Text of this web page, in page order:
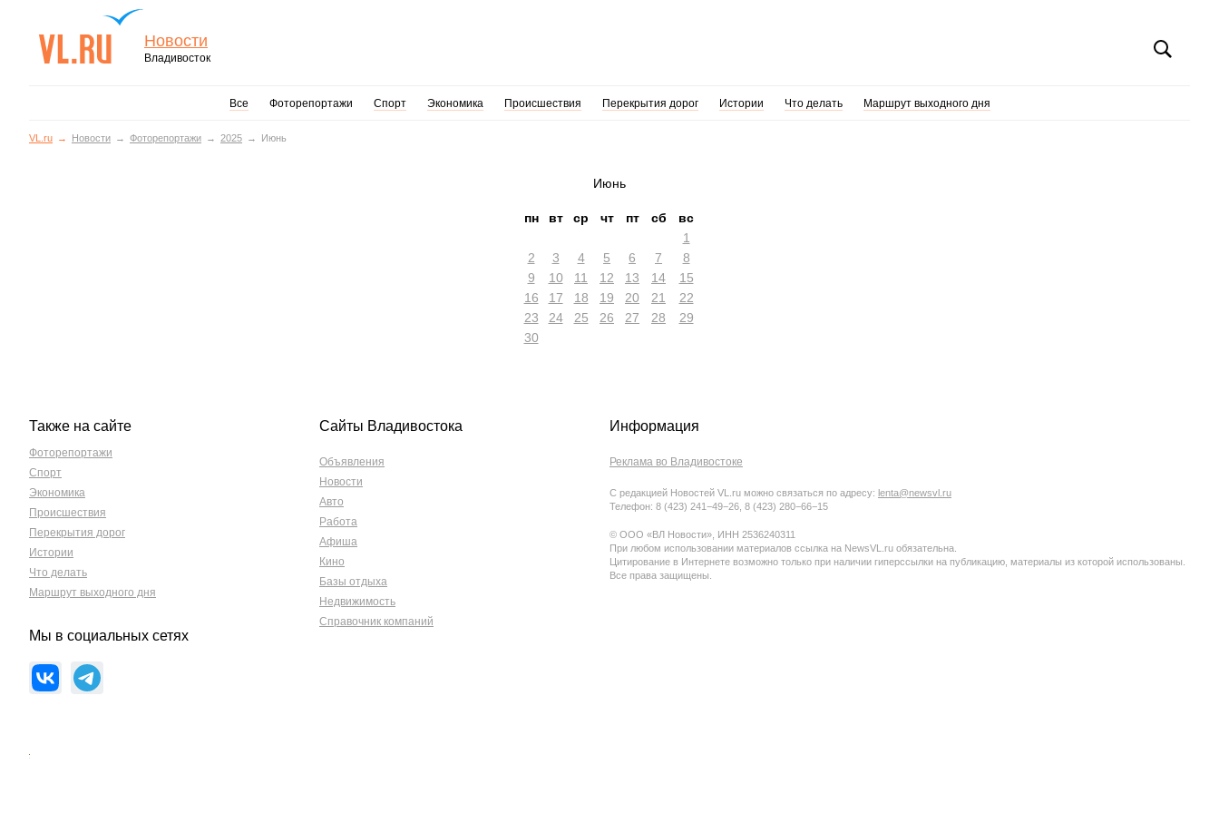
Новости
Владивосток
Все Фоторепортажи Спорт Экономика Происшествия Перекрытия дорог Истории Что делать Маршрут выходного дня
VL.ru Новости Фоторепортажи 2025 Июнь
Июнь
пн вт ср чт пт сб
вс
1
2
3 4 5 6 7
8
9
10 11 12 13 14
15
16
17 18 19 20 21
22
23
24 25 26 27 28
29
30
Также на сайте
Фоторепортажи
Спорт
Экономика
Происшествия
Перекрытия дорог
Истории
Что делать
Маршрут выходного дня
Мы в социальных сетях
Сайты Владивостока
Объявления
Новости
Авто
Работа
Афиша
Кино
Базы отдыха
Недвижимость
Справочник компаний
Информация
Реклама во Владивостоке
С редакцией Новостей VL.ru можно связаться по адресу: lenta@newsvl.ru
Телефон: 8 (423) 241−49−26, 8 (423) 280−66−15
© ООО «ВЛ Новости», ИНН 2536240311
При любом использовании материалов ссылка на NewsVL.ru обязательна.
Цитирование в Интернете возможно только при наличии гиперссылки на публикацию, материалы из которой использованы.
Все права защищены.